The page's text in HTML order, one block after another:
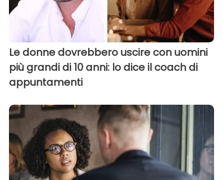
Le donne dovrebbero uscire con uomini
più grandi di 10 anni: lo dice il coach di
appuntamenti